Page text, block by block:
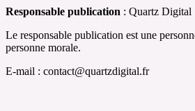
Responsable publication : Quartz Digital
Le responsable publication est une
personne morale.
E-mail : contact@quartzdigital.fr